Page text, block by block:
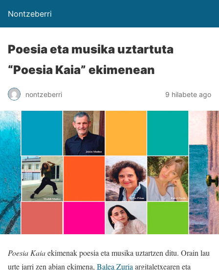
Nontzeberri
Poesia eta musika uztartuta
“Poesia Kaia” ekimenean
nontzeberri 9 hilabete ago
Poesia Kaiaekimenak poesia eta musika uztartzen ditu. Orain lau
urte jarri zen abian ekimena, Balea Zuriaargitaletxearen eta